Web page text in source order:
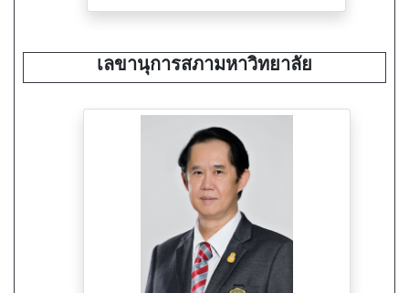
เลขานุการสภามหาวิทยาลัย